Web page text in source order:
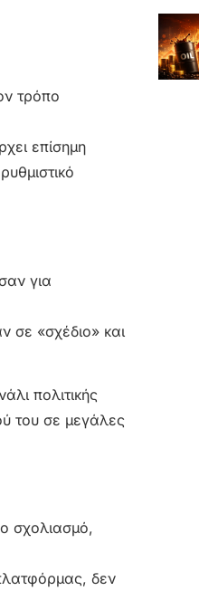
τρόπο
επίσημη
για
σε «σχέδιο» και
πολιτικής
του σε μεγάλες
σχολιασμό,
δεν